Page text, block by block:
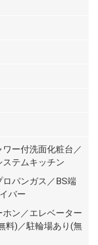
ー付洗面化粧台／
ステムキッチン
パンガス／BS端
バー
ン／エレベーター
料)／駐輪場あり(無